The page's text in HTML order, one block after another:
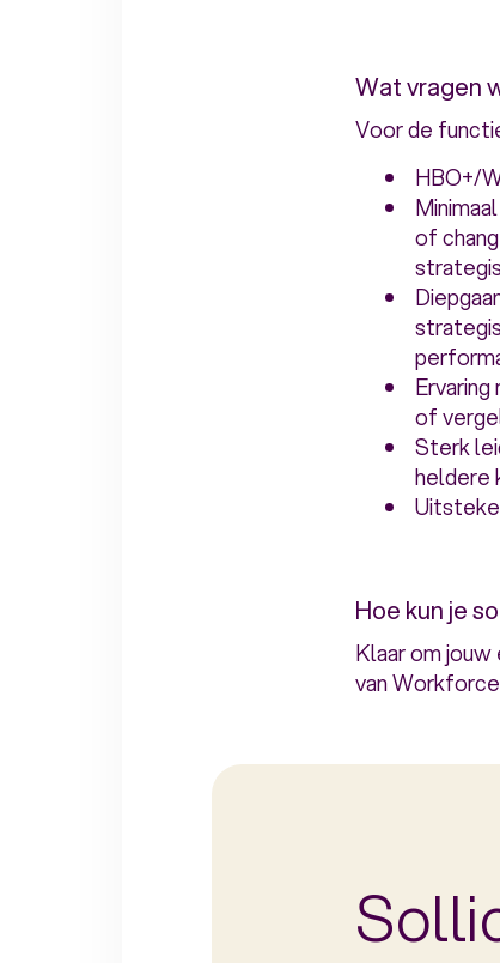
Wat vragen
Voor de
HBO+/
of
of
Sterk
heldere
Hoe kun je
Klaar om
van